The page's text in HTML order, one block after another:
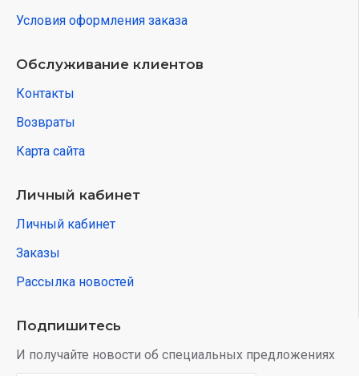
Условия оформления заказа
Обслуживание клиентов
Контакты
Возвраты
Карта сайта
Личный кабинет
Личный кабинет
Заказы
Рассылка новостей
Подпишитесь
И получайте новости об специальных предложениях